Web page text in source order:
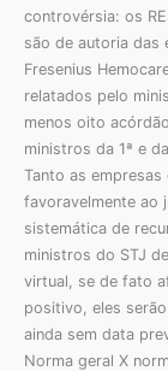
controvérsia: os
são de autoria das
Fresenius
relatados pelo
menos oito
ministros da 1ª e
Tanto as empresas
favoravelmente ao
sistemática de
ministros do STJ
virtual, se de fato
positivo, eles serão
ainda sem data
Norma geral X